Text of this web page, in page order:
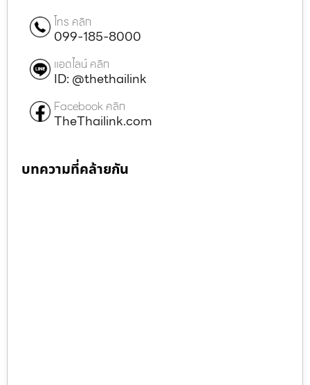
โทร คลิก
099-185-8000
แอดไลน์ คลิก
ID: @thethailink
Facebook คลิก
TheThailink.com
บทความที่คล้ายกัน